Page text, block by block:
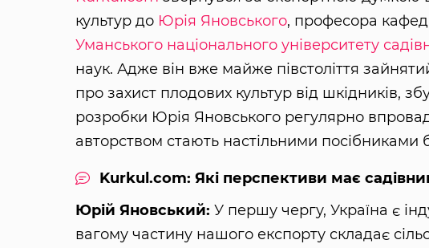
культур до Юрія Яновського, професора
Уманського національного університету
наук. Адже він вже майже півстоліття
про захист плодових культур від шкідників,
розробки Юрія Яновського регулярно
авторством стають настільними посібниками
Kurkul.com: Які перспективи має
Юрій Яновський: У першу чергу, Україна є
вагому частину нашого експорту складає